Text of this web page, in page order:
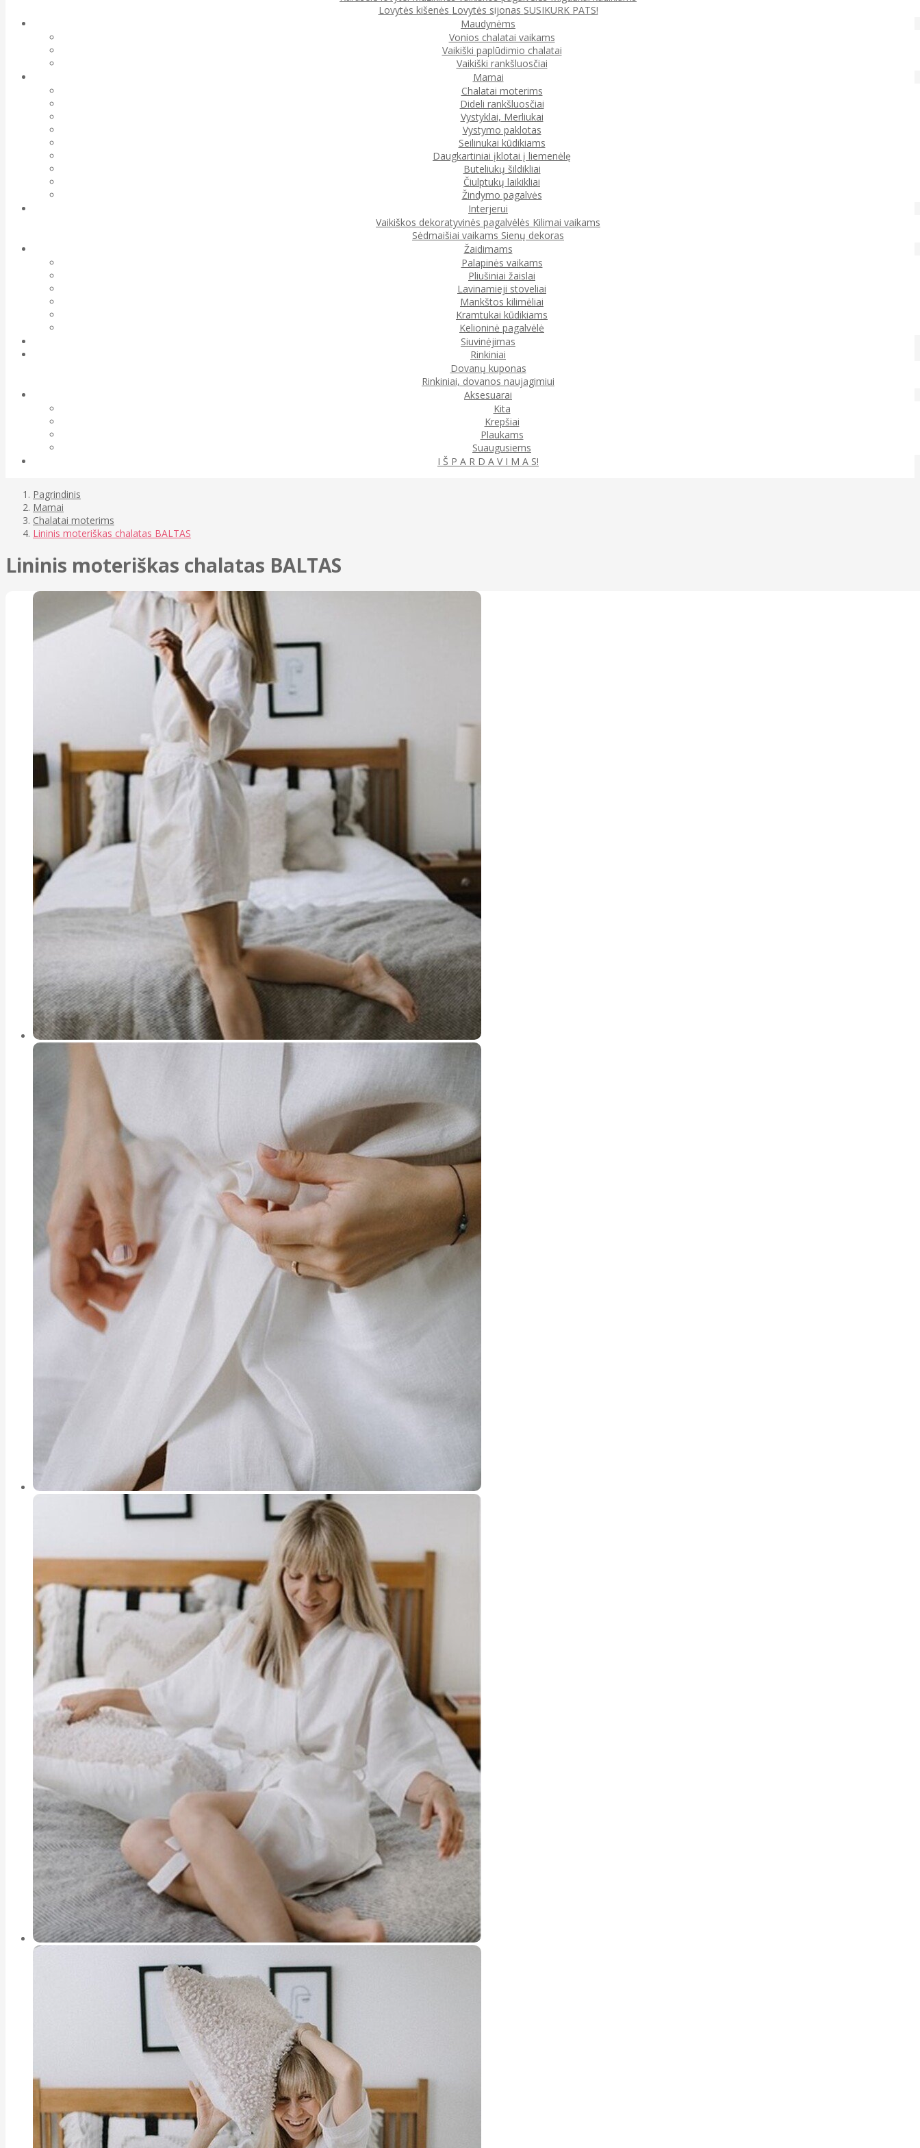
Lovytės kišenės Lovytės sijonas SUSIKURK PATS!
Maudynėms
Vonios chalatai vaikams
Vaikiški paplūdimio chalatai
Vaikiški rankšluosčiai
Mamai
Chalatai moterims
Dideli rankšluosčiai
Vystyklai, Merliukai
Vystymo paklotas
Seilinukai kūdikiams
Daugkartiniai įklotai į liemenėlę
Buteliukų šildikliai
Čiulptukų laikikliai
Žindymo pagalvės
Interjerui
Vaikiškos dekoratyvinės pagalvėlės Kilimai vaikams
Sėdmaišiai vaikams Sienų dekoras
Žaidimams
Palapinės vaikams
Pliušiniai žaislai
Lavinamieji stoveliai
Mankštos kilimėliai
Kramtukai kūdikiams
Kelioninė pagalvėlė
Siuvinėjimas
Rinkiniai
Dovanų kuponas
Rinkiniai, dovanos naujagimiui
Aksesuarai
Kita
Krepšiai
Plaukams
Suaugusiems
I Š P A R D A V I M A S!
Pagrindinis
Mamai
Chalatai moterims
Lininis moteriškas chalatas BALTAS
Lininis moteriškas chalatas BALTAS